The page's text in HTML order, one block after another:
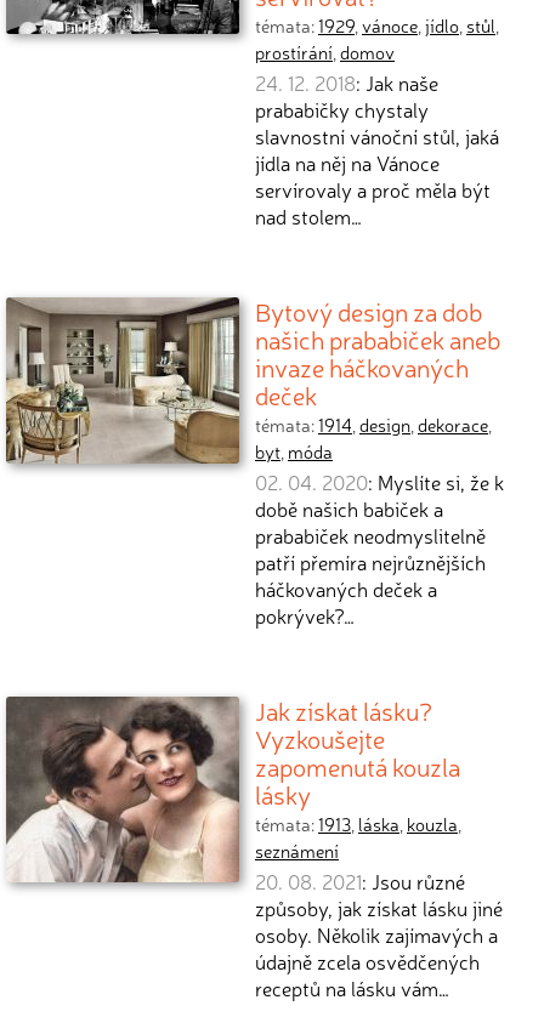
témata:1929,vánoce,jídlo, stůl,
prostírání,domov
24. 12. 2018: Jak naše
prababičky chystaly
slavnostní vánoční stůl, jaká
jídla na něj na Vánoce
servírovaly a proč měla být
nad stolem…
Bytový design za dob
našich prababiček aneb
invaze háčkovaných
deček
témata:1914,design,dekorace,
byt, móda
02. 04. 2020: Myslíte si, že k
době našich babiček a
prababiček neodmyslitelně
patří přemíra nejrůznějších
háčkovaných deček a
pokrývek?…
Jak získat lásku?
Vyzkoušejte
zapomenutá kouzla
lásky
témata:1913, láska, kouzla,
seznámení
20. 08. 2021: Jsou různé
způsoby, jak získat lásku jiné
osoby. Několik zajímavých a
údajně zcela osvědčených
receptů na lásku vám…